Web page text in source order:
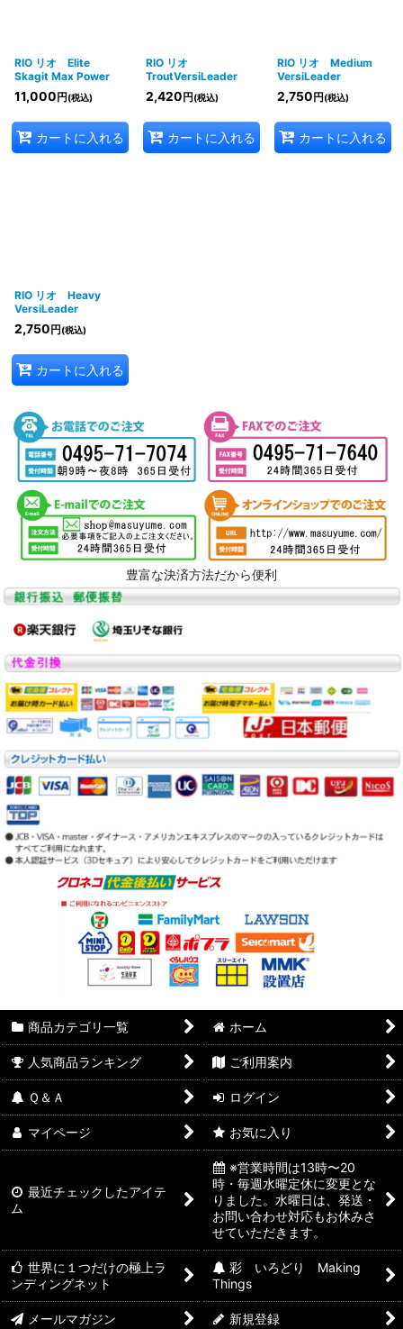
RIO リオ Elite
Skagit Max Power
11,000 円 (税込)
カートに入れる
RIO リオ
TroutVersiLeader
2,420 円 (税込)
カートに入れる
RIO リオ Medium
VersiLeader
2,750 円 (税込)
カートに入れる
RIO リオ Heavy
VersiLeader
2,750 円 (税込)
カートに入れる
豊富な決済方法だから便利
商品カテゴリ一覧 ホーム
人気商品ランキング ご利用案内
Ｑ＆Ａ ログイン
マイページ お気に入り
最近チェックしたアイテ
ム
※営業時間は13時〜20
時・毎週水曜定休に変更とな
りました。水曜日は、発送・
お問い合わせ対応もお休みさ
せていただきます。
世界に１つだけの極上ラ
ンディングネット
彩 いろどり Making
Things
メールマガジン 新規登録